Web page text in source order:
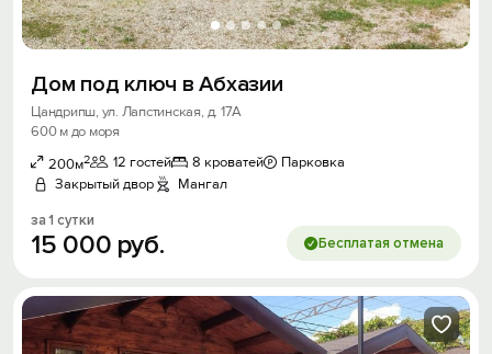
Дом под ключ в Абхазии
Цандрипш, ул. Лапстинская, д. 17А
600 м до моря
200м2 12 гостей 8 кроватей
Парковка
Закрытый двор
Мангал
за 1 сутки
15 000 руб. Бесплатая отмена